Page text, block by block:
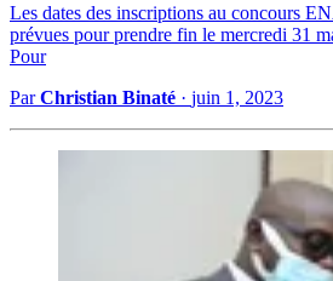
Les dates des inscriptions au concours
prévues pour prendre fin le mercredi 31
Pour
ParChristian Binaté · juin 1, 2023